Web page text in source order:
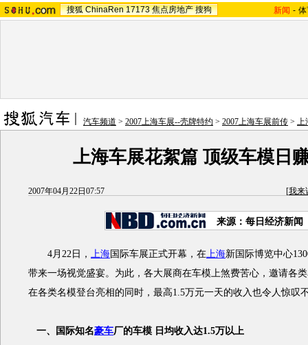
搜狐 ChinaRen 17173 焦点房地产 搜狗 新闻 -
汽车频道 > 2007上海车展--壳牌特约 > 2007上海车展前传 > 上
上海车展花絮篇 顶级车模日
2007年04月22日07:57 [我来
来源：每日经济新闻
4月22日， 上海国际车展正式开幕，在上海新国际博览中心
带来一场视觉盛宴。为此，各大展商在车模上煞费苦心，邀请各
在各类名模登台亮相的同时，最高1.5万元一天的收入也令人惊叹
一、国际知名豪车厂的车模 日均收入达1.5万以上